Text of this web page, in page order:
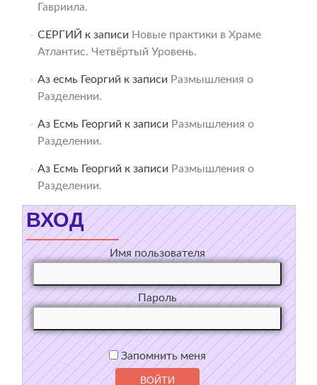
Гавриила.
СЕРГИЙ к записи Новые практики в Храме
Атлантис. Четвёртый Уровень.
Аз есмь Георгий к записи Размышления о
Разделении.
Аз Есмь Георгий к записи Размышления о
Разделении.
Аз Есмь Георгий к записи Размышления о
Разделении.
ВХОД
Имя пользователя
Пароль
Запомнить меня